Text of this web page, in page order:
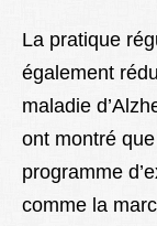
La pratique
également
maladie
ont montré
programme
comme la